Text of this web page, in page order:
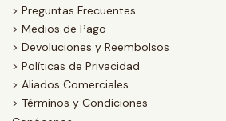
> Preguntas Frecuentes
> Medios de Pago
> Devoluciones y Reembolsos
> Políticas de Privacidad
> Aliados Comerciales
> Términos y Condiciones